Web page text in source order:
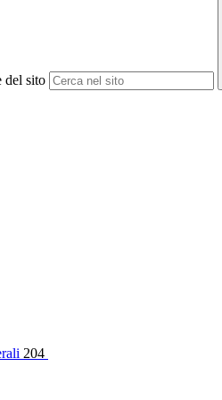
del sito
204